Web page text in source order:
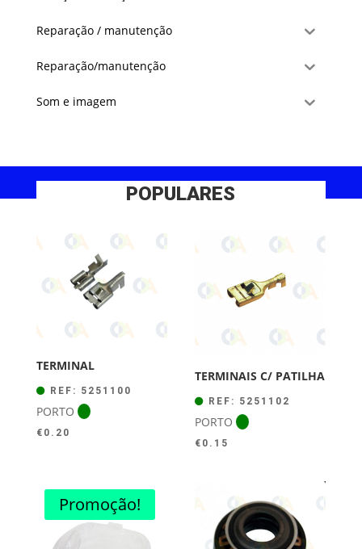
Reparação / manutenção
Reparação/manutenção
Som e imagem
POPULARES
TERMINAL
REF: 5251100
PORTO
€ 0.20
TERMINAIS C/ PATILHA
REF: 5251102
PORTO
€ 0.15
Promoção!